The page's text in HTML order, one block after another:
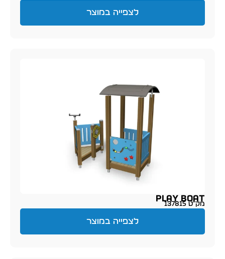
לצפייה במוצר
Play Boat
מק״ט 137815
לצפייה במוצר